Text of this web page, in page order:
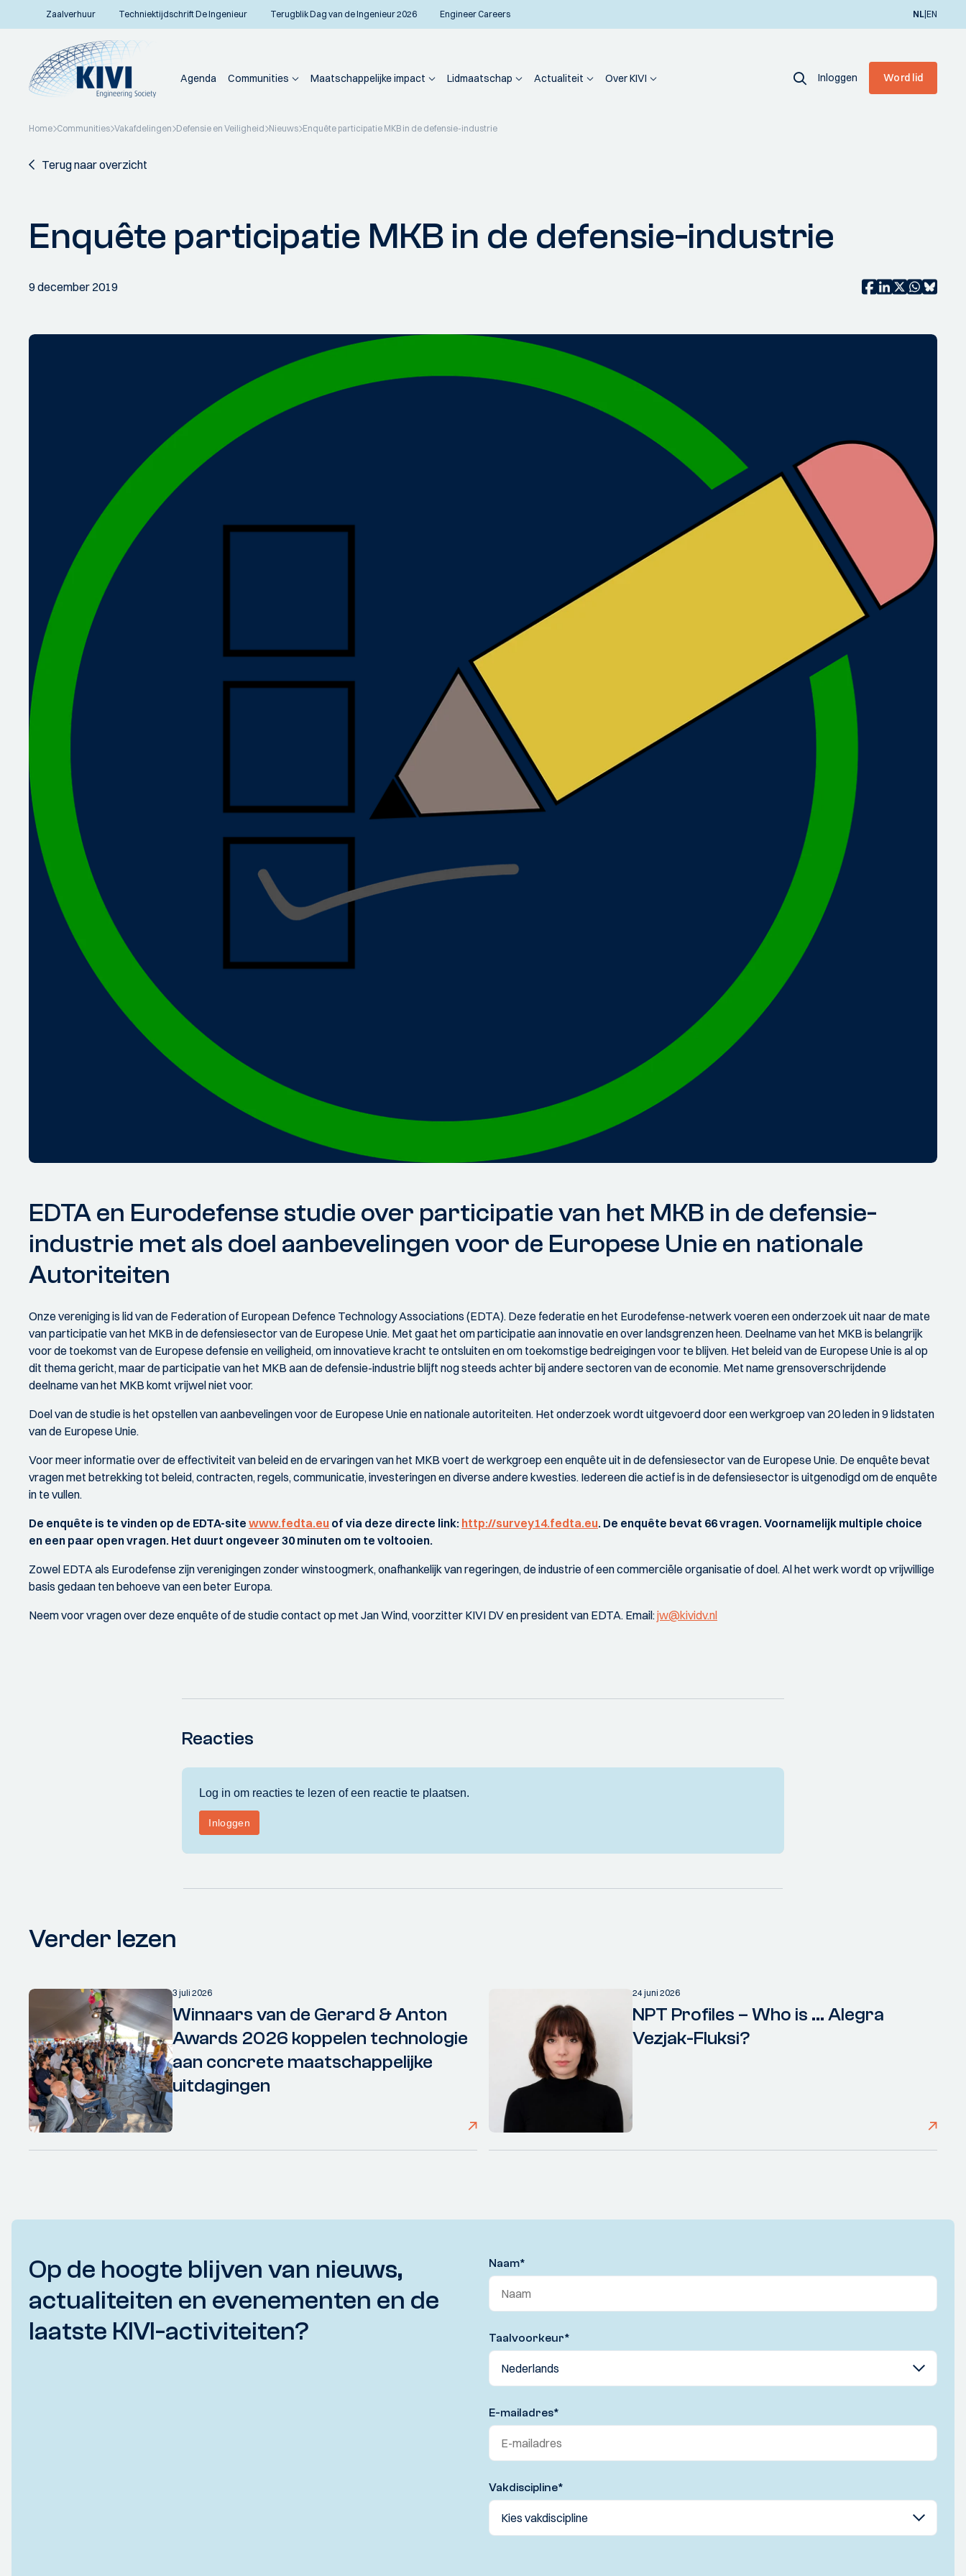
Zaalverhuur Techniektijdschrift De Ingenieur Terugblik Dag van de Ingenieur 2026 Engineer Careers NL|EN
Agenda Communities Maatschappelijke impact Lidmaatschap Actualiteit Over KIVI Inloggen Word lid
Home Communities Vakafdelingen Defensie en Veiligheid Nieuws Enquête participatie MKB in de defensie-industrie
Terug naar overzicht
Enquête participatie MKB in de defensie-industrie
9 december 2019
EDTA en Eurodefense studie over participatie van het MKB in de defensie-
industrie met als doel aanbevelingen voor de Europese Unie en nationale
Autoriteiten
Onze vereniging is lid van de Federation of European Defence Technology Associations (EDTA). Deze federatie en het Eurodefense-netwerk voeren een onderzoek uit naar de mate
van participatie van het MKB in de defensiesector van de Europese Unie. Met gaat het om participatie aan innovatie en over landsgrenzen heen. Deelname van het MKB is belangrijk
voor de toekomst van de Europese defensie en veiligheid, om innovatieve kracht te ontsluiten en om toekomstige bedreigingen voor te blijven. Het beleid van de Europese Unie is al op
dit thema gericht, maar de participatie van het MKB aan de defensie-industrie blijft nog steeds achter bij andere sectoren van de economie. Met name grensoverschrijdende
deelname van het MKB komt vrijwel niet voor.
Doel van de studie is het opstellen van aanbevelingen voor de Europese Unie en nationale autoriteiten. Het onderzoek wordt uitgevoerd door een werkgroep van 20 leden in 9 lidstaten
van de Europese Unie.
Voor meer informatie over de effectiviteit van beleid en de ervaringen van het MKB voert de werkgroep een enquête uit in de defensiesector van de Europese Unie. De enquête bevat
vragen met betrekking tot beleid, contracten, regels, communicatie, investeringen en diverse andere kwesties. Iedereen die actief is in de defensiesector is uitgenodigd om de enquête
in te vullen.
De enquête is te vinden op de EDTA-site www.fedta.eu of via deze directe link: http://survey14.fedta.eu. De enquête bevat 66 vragen. Voornamelijk multiple choice
en een paar open vragen. Het duurt ongeveer 30 minuten om te voltooien.
Zowel EDTA als Eurodefense zijn verenigingen zonder winstoogmerk, onafhankelijk van regeringen, de industrie of een commerciële organisatie of doel. Al het werk wordt op vrijwillige
basis gedaan ten behoeve van een beter Europa.
Neem voor vragen over deze enquête of de studie contact op met Jan Wind, voorzitter KIVI DV en president van EDTA. Email:jw@kividv.nl
Reacties
Verder lezen
3 juli 2026
Winnaars van de Gerard & Anton
Awards 2026 koppelen technologie
aan concrete maatschappelijke
uitdagingen
24 juni 2026
NPT Profiles – Who is ... Alegra
Vezjak-Fluksi?
Op de hoogte blijven van nieuws,
actualiteiten en evenementen en de
laatste KIVI-activiteiten?
Naam*
Taalvoorkeur*
E-mailadres*
Vakdiscipline*